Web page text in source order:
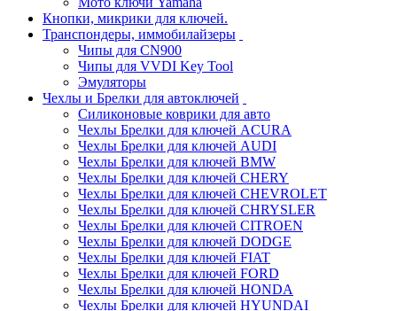
Кнопки, микрики для ключей.
Транспондеры, иммобилайзеры
Чипы для CN900
Чипы для VVDI Key Tool
Эмуляторы
Чехлы и Брелки для автоключей
Силиконовые коврики для авто
Чехлы Брелки для ключей ACURA
Чехлы Брелки для ключей AUDI
Чехлы Брелки для ключей BMW
Чехлы Брелки для ключей CHERY
Чехлы Брелки для ключей CHEVROLET
Чехлы Брелки для ключей CHRYSLER
Чехлы Брелки для ключей CITROEN
Чехлы Брелки для ключей DODGE
Чехлы Брелки для ключей FIAT
Чехлы Брелки для ключей FORD
Чехлы Брелки для ключей HONDA
Чехлы Брелки для ключей HYUNDAI